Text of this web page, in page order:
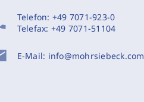
Telefon: +49 7071-923-0
Telefax: +49 7071-51104
E-Mail: info@mohrsiebeck.com